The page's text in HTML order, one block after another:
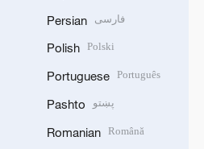
Persian فارسی
Polish Polski
Portuguese Português
Pashto پښتو
Romanian Română